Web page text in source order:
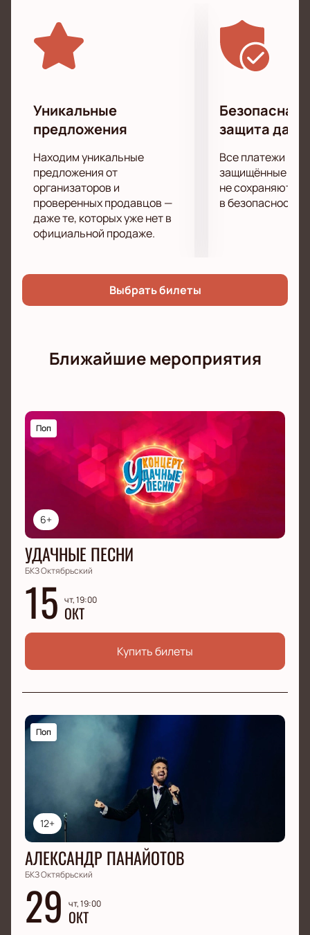
Уникальные
предложения
Находим уникальные
предложения от
организаторов и
проверенных продавцов —
даже те, которых уже нет в
официальной продаже.
Безопасная
защита
Все платежи
защищённые
не сохраняются
в безопасности.
Выбрать билеты
Ближайшие мероприятия
6+
Поп
УДАЧНЫЕ ПЕСНИ
БКЗ Октябрьский
15 чт, 19:00
ОКТ
Купить билеты
12+
Поп
АЛЕКСАНДР ПАНАЙОТОВ
БКЗ Октябрьский
29 чт, 19:00
ОКТ